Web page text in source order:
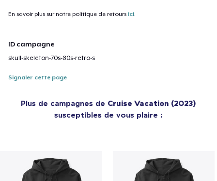
En savoir plus sur notre politique de retours ici.
ID campagne
skull-skeleton-70s-80s-retro-s
Signaler cette page
Plus de campagnes de Cruise Vacation (2023)
susceptibles de vous plaire :